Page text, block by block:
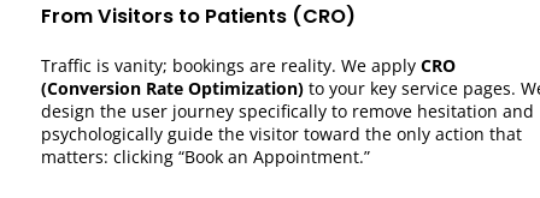
From Visitors to Patients (CRO)
Traffic is vanity; bookings are reality. We apply CRO
(Conversion Rate Optimization)to your key service pages.
design the user journey specifically to remove hesitation and
psychologically guide the visitor toward the only action that
matters: clicking “Book an Appointment.”